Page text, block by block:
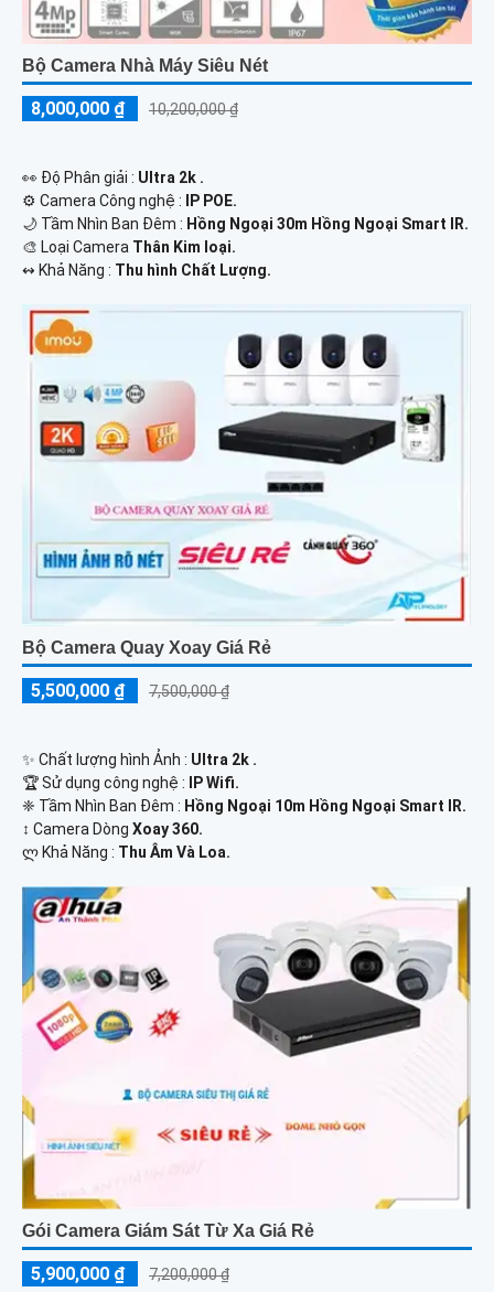
Bộ Camera Nhà Máy Siêu Nét
8,000,000 ₫ 10,200,000 ₫
️👀 Độ Phân giải : Ultra 2k .
⚙ Camera Công nghệ :
IP POE.
🌙 Tầm Nhìn Ban Đêm : Hồng Ngoại 30m Hồng Ngoại Smart IR.
🎨 Loại Camera Thân Kim loại.
️↭ Khả Năng : Thu hình Chất Lượng.
Bộ Camera Quay Xoay Giá Rẻ
5,500,000 ₫ 7,500,000 ₫
✨ Chất lượng hình Ảnh : Ultra 2k .
🏆 Sử dụng công nghệ :
IP Wifi.
❈ Tầm Nhìn Ban Đêm : Hồng Ngoại 10m Hồng Ngoại Smart IR.
↕️ Camera Dòng Xoay 360.
️ლ Khả Năng : Thu Âm Và Loa.
Gói Camera Giám Sát Từ Xa Giá Rẻ
5,900,000 ₫ 7,200,000 ₫